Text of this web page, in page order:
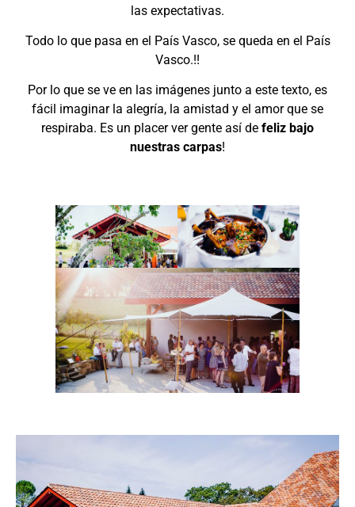
las expectativas.
Todo lo que pasa en el País Vasco, se queda en el País
Vasco.!!
Por lo que se ve en las imágenes junto a este texto, es
fácil imaginar la alegría, la amistad y el amor que se
respiraba. Es un placer ver gente así de feliz bajo
nuestras carpas!